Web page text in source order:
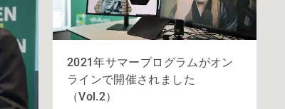
2021年サマープログラムがオン
ラインで開催されました
（Vol.2）